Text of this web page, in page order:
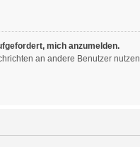
mich anzumelden.
an andere Benutzer